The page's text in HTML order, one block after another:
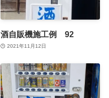
酒自販機施工例 92
2021年11月12日